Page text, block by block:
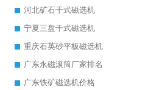
河北矿石干式磁选机
宁夏三盘干式磁选机
重庆石英砂平板磁选机
广东永磁滚筒厂家排名
广东铁矿磁选机价格